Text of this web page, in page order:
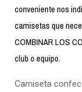
conveniente nos
camisetas que
COMBINAR LOS
club o equipo.
Camiseta